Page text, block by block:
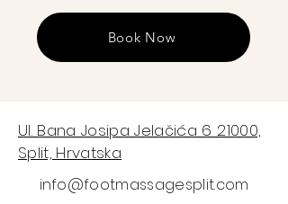
Book Now
Ul. Bana Josipa Jelačića 6 21000,
Split, Hrvatska
info@footmassagesplit.com